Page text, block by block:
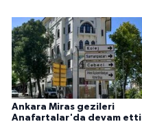
Ankara Miras gezileri
Anafartalar'da devam etti